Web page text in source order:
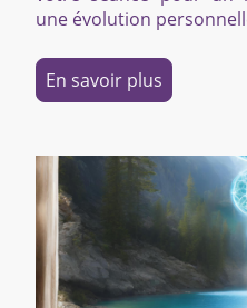
une évolution
En savoir plus